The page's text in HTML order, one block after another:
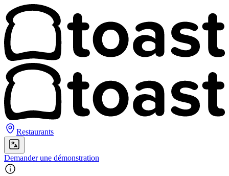
Restaurants
Demander une démonstration